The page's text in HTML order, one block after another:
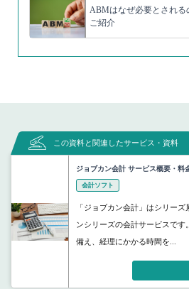
ABMはなぜ必要とされる
ご紹介
この資料と関連したサービス・資料
ジョブカン会計 サービス概要・料
会計ソフト
「ジョブカン会計」はシリー
ンシリーズの会計サービスで
備え、経理にかかる時間を...